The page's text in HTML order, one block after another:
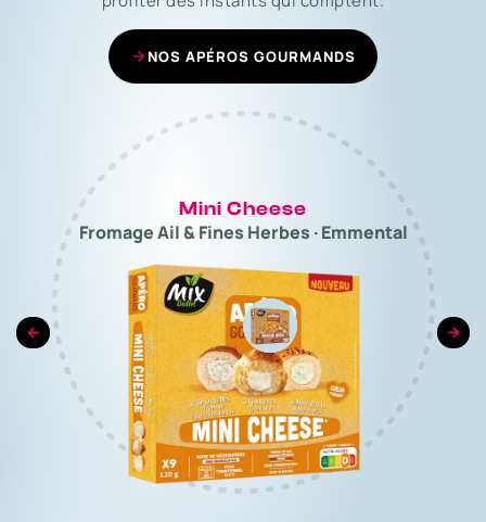
NOS APÉROS GOURMANDS
Mini Cheese
Fromage Ail & Fines Herbes · Emmental